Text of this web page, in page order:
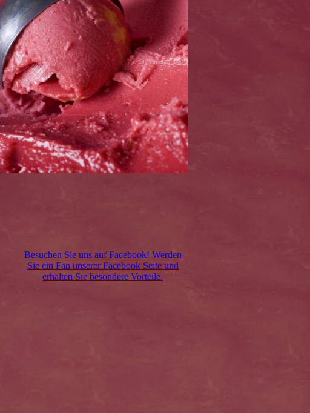
Besuchen Sie uns auf Facebook! Werden
Sie ein Fan unserer Facebook Seite und
erhalten Sie besondere Vorteile.